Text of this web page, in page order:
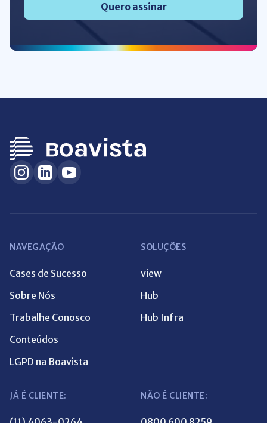
Quero assinar
NAVEGAÇÃO
Cases de Sucesso
Sobre Nós
Trabalhe Conosco
Conteúdos
LGPD na Boavista
SOLUÇÕES
view
Hub
Hub Infra
JÁ É CLIENTE: NÃO É CLIENTE: